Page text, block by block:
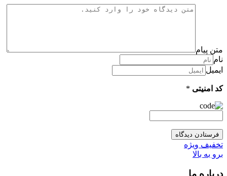
متن پیام
نام
ایمیل
کد امنیتی *
تخفیف ویژه
برو به بالا
درباره ما